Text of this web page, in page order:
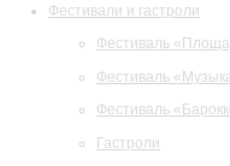
Фестивали и гастроли
Фестиваль
Фестиваль
Фестиваль
Гастроли